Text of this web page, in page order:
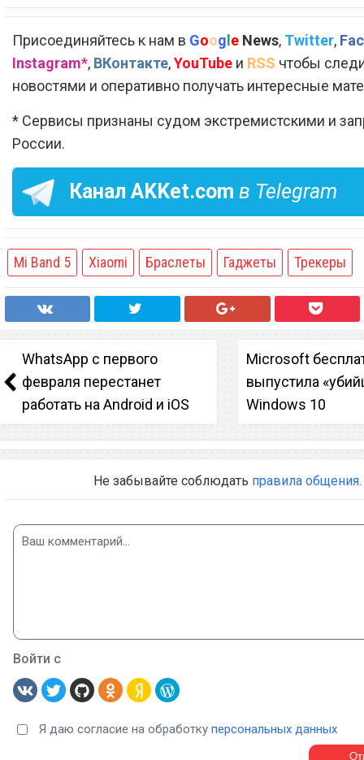
Присоединяйтесь к нам в Google News, Twitter,
Instagram*, ВКонтакте,YouTube и RSS чтобы
новостями и оперативно получать интересные
* Сервисы признаны судом экстремистскими и
России.
Канал AKKet.com в Telegram
Mi Band 5 Xiaomi Браслеты Гаджеты Трекеры
WhatsApp с первого
февраля перестанет
работать на Android и iOS
Microsoft
выпустила
Windows 10
Не забывайте соблюдать правила общения.
Войти с
Я даю согласие на обработку персональных данных